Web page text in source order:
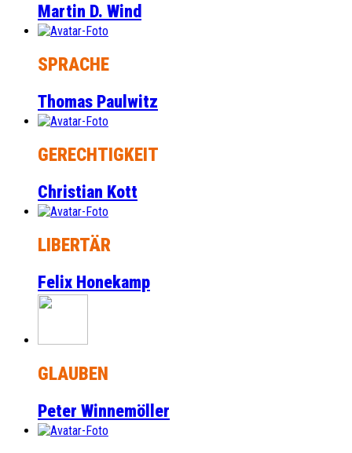
Martin D. Wind
SPRACHE
Thomas Paulwitz
GERECHTIGKEIT
Christian Kott
LIBERTÄR
Felix Honekamp
GLAUBEN
Peter Winnemöller